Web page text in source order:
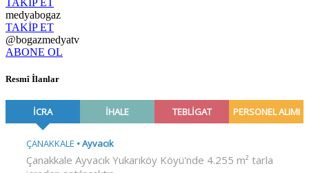
medyabogaz
TAKİP ET
@bogazmedyatv
ABONE OL
Resmî İlanlar